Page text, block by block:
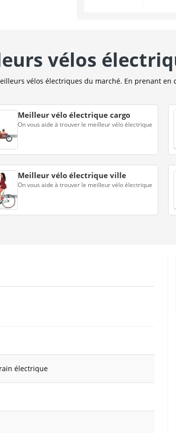
vélos
vélos électriques du marché. En prenant
Meilleur vélo électrique cargo
On vous aide à trouver le meilleur vélo électrique
Meilleur vélo électrique ville
On vous aide à trouver le meilleur vélo électrique
électrique